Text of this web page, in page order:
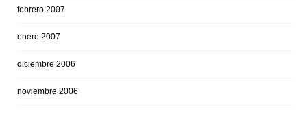
febrero 2007
enero 2007
diciembre 2006
noviembre 2006